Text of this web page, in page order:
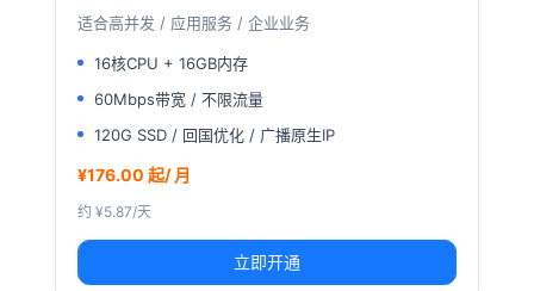
适合高并发 / 应用服务 / 企业业务
16核CPU + 16GB内存
60Mbps带宽 / 不限流量
120G SSD / 回国优化 / 广播原生IP
¥176.00 起/ 月
约 ¥5.87/天
立即开通